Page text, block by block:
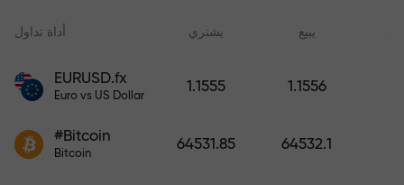
مطبعياً. كلما زاد مبلغ الإيداع، زادت
أداة تداول يشتري يبيع
EURUSD.fx
Euro vs US Dollar
1.1555 1.1556
#Bitcoin
Bitcoin
64531.85 64532.1